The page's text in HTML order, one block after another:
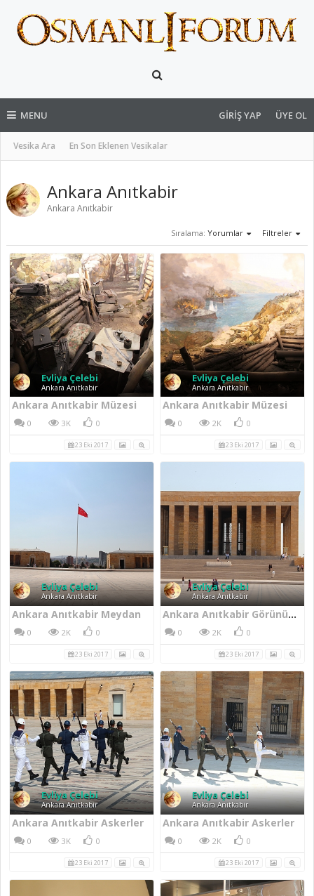
MENU
Vesika Ara En Son Eklenen Vesikalar
GIRIŞ YAP ÜYE OL
Ankara Anıtkabir
Ankara Anıtkabir
Sıralama: Yorumlar Filtreler
Evliya Çelebi
Ankara Anıtkabir
Ankara Anıtkabir Müzesi
0 3K 0
23 Eki 2017
Evliya Çelebi
Ankara Anıtkabir
Ankara Anıtkabir Müzesi
0 2K 0
23 Eki 2017
Evliya Çelebi
Ankara Anıtkabir
Ankara Anıtkabir Meydan
0 2K 0
23 Eki 2017
Evliya Çelebi
Ankara Anıtkabir
Ankara Anıtkabir Görünümü
0 2K 0
23 Eki 2017
Evliya Çelebi
Ankara Anıtkabir
Ankara Anıtkabir Askerler
0 3K 0
23 Eki 2017
Evliya Çelebi
Ankara Anıtkabir
Ankara Anıtkabir Askerler
0 2K 0
23 Eki 2017